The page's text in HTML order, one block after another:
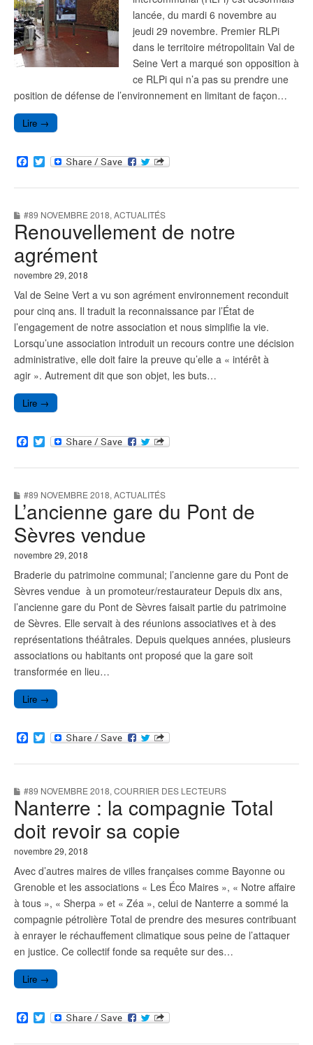
lancée, du mardi 6 novembre au
jeudi 29 novembre. Premier RLPi
dans le territoire métropolitain Val de
Seine Vert a marqué son opposition à
ce RLPi qui n’a pas su prendre une
position de défense de l’environnement en limitant de façon…
Lire →
F
a
c
o
o
k
T
w
i
e
r
#89 NOVEMBRE 2018, ACTUALITÉS
Renouvellement de notre
agrément
novembre 29, 2018
Val de Seine Vert a vu son agrément environnement reconduit
pour cinq ans. Il traduit la reconnaissance par l’État de
l’engagement de notre association et nous simplifie la vie.
Lorsqu’une association introduit un recours contre une décision
administrative, elle doit faire la preuve qu’elle a « intérêt à
agir ». Autrement dit que son objet, les buts…
Lire →
F
a
c
o
o
k
T
w
i
e
r
#89 NOVEMBRE 2018, ACTUALITÉS
L’ancienne gare du Pont de
Sèvres vendue
novembre 29, 2018
Braderie du patrimoine communal; l’ancienne gare du Pont de
Sèvres vendue à un promoteur/restaurateur Depuis dix ans,
l’ancienne gare du Pont de Sèvres faisait partie du patrimoine
de Sèvres. Elle servait à des réunions associatives et à des
représentations théâtrales. Depuis quelques années, plusieurs
associations ou habitants ont proposé que la gare soit
transformée en lieu…
Lire →
F
a
c
o
o
k
T
w
i
e
r
#89 NOVEMBRE 2018, COURRIER DES LECTEURS
Nanterre : la compagnie Total
doit revoir sa copie
novembre 29, 2018
Avec d’autres maires de villes françaises comme Bayonne ou
Grenoble et les associations « Les Éco Maires », « Notre affaire
à tous », « Sherpa » et « Zéa », celui de Nanterre a sommé la
compagnie pétrolière Total de prendre des mesures contribuant
à enrayer le réchauffement climatique sous peine de l’attaquer
en justice. Ce collectif fonde sa requête sur des…
Lire →
F
a
c
T
w
i